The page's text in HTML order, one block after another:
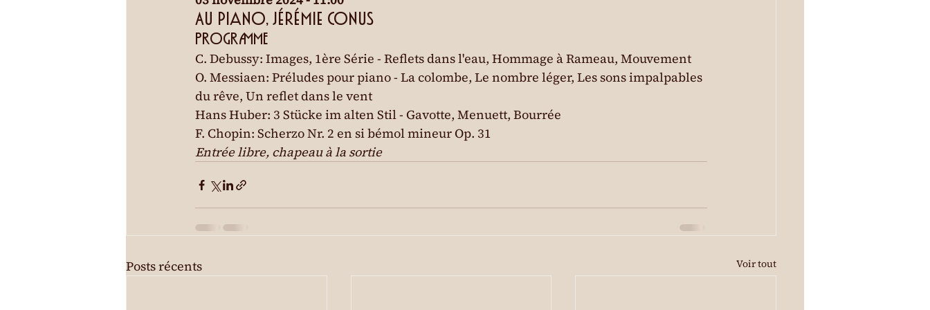
Au piano, Jérémie Conus
PROGRAMME
C. Debussy: Images, 1ère Série - Reflets dans l'eau, Hommage à Rameau, Mouvement
O. Messiaen: Préludes pour piano - La colombe, Le nombre léger, Les sons impalpables
du rêve, Un reflet dans le vent
Hans Huber: 3 Stücke im alten Stil - Gavotte, Menuett, Bourrée
F. Chopin: Scherzo Nr. 2 en si bémol mineur Op. 31
Entrée libre, chapeau à la sortie
Posts récents Voir tout